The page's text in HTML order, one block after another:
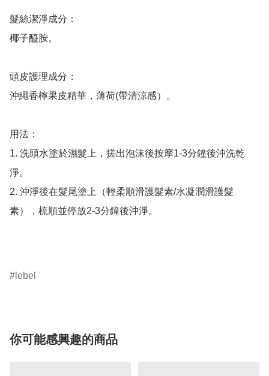
髮絲潔淨成分：
椰子醯胺。
頭皮護理成分：
沖繩香檸果皮精華，薄荷(帶清涼感）。
用法：
1. 洗頭水塗於濕髮上，搓出泡沫後按摩1-3分鐘後沖洗乾
淨。
2. 沖淨後在髮尾塗上（輕柔順滑護髮素/水凝潤滑護髮
素），梳順並停放2-3分鐘後沖淨。
lebel
你可能感興趣的商品